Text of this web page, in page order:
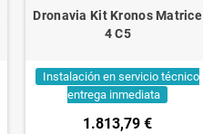
Dronavia Kit Kronos Matrice
4 C5
Instalación en servicio técnico
entrega inmediata
1.813,79 €